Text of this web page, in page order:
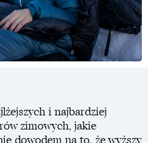
i najbardziej
zimowych, jakie
dowodem na to, że wyższy